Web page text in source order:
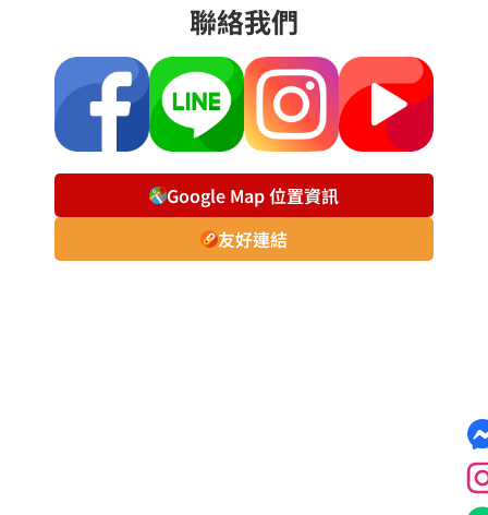
聯絡我們
Google Map 位置資訊
友好連結